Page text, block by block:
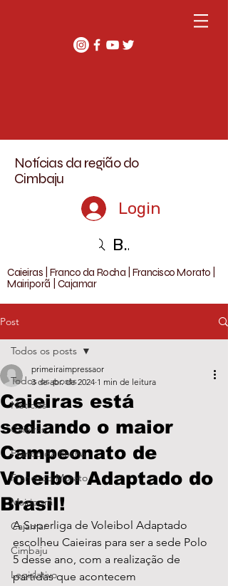
Notícias da região do
Cimbaju
Login
Buscar
Caieiras | Franco da Rocha | Francisco Morato |
Mairiporã | Cajamar
Post
Todos os posts
Notícias
Caieiras
Franco da Rocha
Francisco Morato
Mairiporã
Cajamar
Cimbaju
Legislativo
Todos os posts
Caieiras está
sediando o maior
Campeonato de
Voleibol Adaptado do
Brasil!
primeiraimpressaor
3 de abr. de 2024 1 min de leitura
A Superliga de Voleibol Adaptado
escolheu Caieiras para ser a sede Polo
5 desse ano, com a realização de
partidas que acontecem